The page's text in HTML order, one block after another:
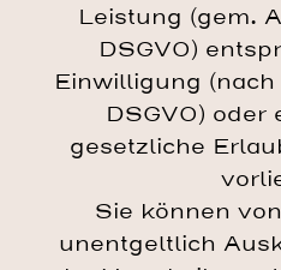
Leistung (gem.
DSGVO)
Einwilligung
DSGVO) oder
gesetzliche
Sie können
unentgeltlich